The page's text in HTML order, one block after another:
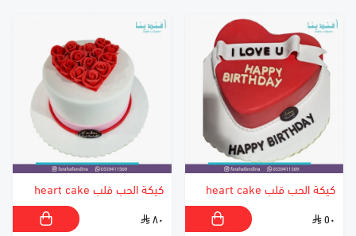
كيكة الحب قلب heart cake
٥٠
كيكة الحب قلب heart cake
٨٠